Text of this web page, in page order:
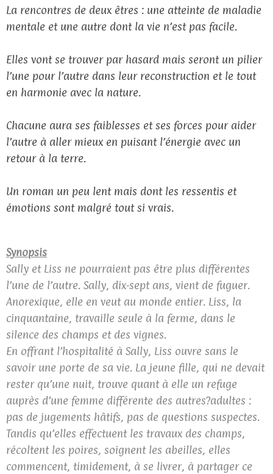
La rencontres de deux êtres : une atteinte de maladie
mentale et une autre dont la vie n’est pas facile.
Elles vont se trouver par hasard mais seront un pilier
l’une pour l’autre dans leur reconstruction et le tout
en harmonie avec la nature.
Chacune aura ses faiblesses et ses forces pour aider
l’autre à aller mieux en puisant l’énergie avec un
retour à la terre.
Un roman un peu lent mais dont les ressentis et
émotions sont malgré tout si vrais.
Synopsis
Sally et Liss ne pourraient pas être plus différentes
l’une de l’autre. Sally, dix-sept ans, vient de fuguer.
Anorexique, elle en veut au monde entier. Liss, la
cinquantaine, travaille seule à la ferme, dans le
silence des champs et des vignes.
En offrant l’hospitalité à Sally, Liss ouvre sans le
savoir une porte de sa vie. La jeune fille, qui ne devait
rester qu’une nuit, trouve quant à elle un refuge
auprès d’une femme différente des autres?adultes :
pas de jugements hâtifs, pas de questions suspectes.
Tandis qu’elles effectuent les travaux des champs,
récoltent les poires, soignent les abeilles, elles
commencent, timidement, à se livrer, à partager ce